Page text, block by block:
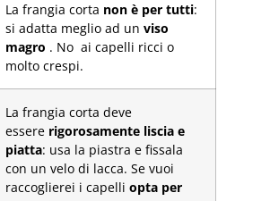
La frangia corta non è per tutti:
si adatta meglio ad un viso
magro . No ai capelli ricci o
molto crespi.
La frangia corta deve
essere rigorosamente liscia e
piatta: usa la piastra e fissala
con un velo di lacca. Se vuoi
raccoglierei i capelli opta per